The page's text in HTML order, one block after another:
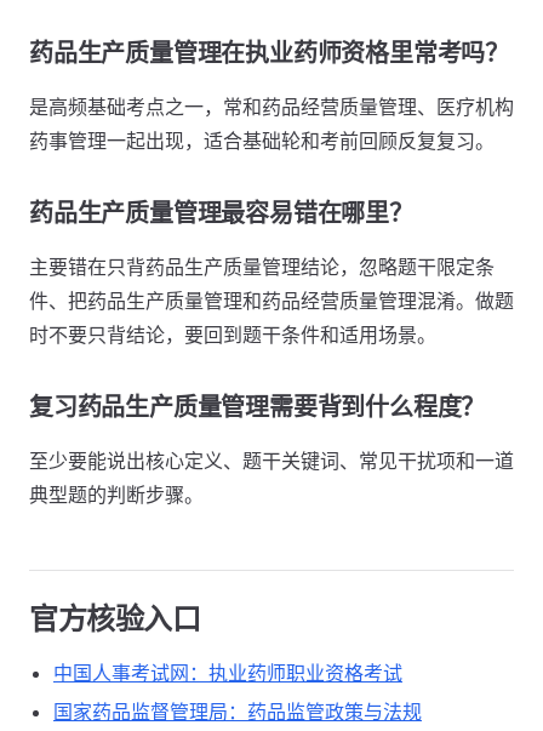
药品生产质量管理在执业药师资格里常考吗？
是高频基础考点之一，常和药品经营质量管理、医疗机构
药事管理一起出现，适合基础轮和考前回顾反复复习。
药品生产质量管理最容易错在哪里？
主要错在只背药品生产质量管理结论，忽略题干限定条
件、把药品生产质量管理和药品经营质量管理混淆。做题
时不要只背结论，要回到题干条件和适用场景。
复习药品生产质量管理需要背到什么程度？
至少要能说出核心定义、题干关键词、常见干扰项和一道
典型题的判断步骤。
官方核验入口
中国人事考试网：执业药师职业资格考试
国家药品监督管理局：药品监管政策与法规